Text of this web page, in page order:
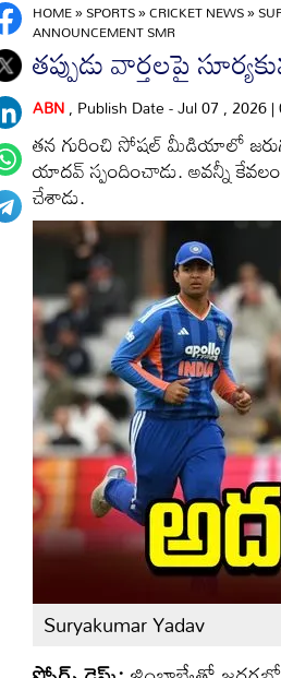
HOME»SPORTS»CRICKET NEWS»
ANNOUNCEMENT SMR
తప్పుడు వార్తలపై
ABN, Publish Date - Jul 07 , 2026
తన గురించి సోషల్ మీడియాలో
యాదవ్ స్పందించాడు. అవన్నీ కేవలం
చేశాడు.
Suryakumar Yadav